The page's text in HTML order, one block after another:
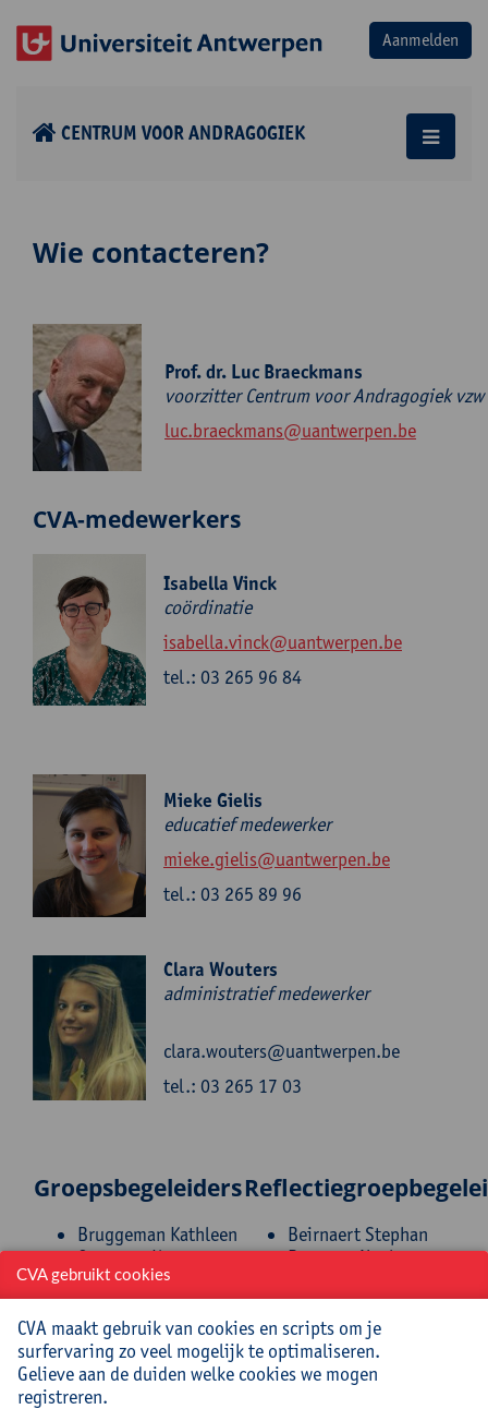
CENTRUM VOOR ANDRAGOGIEK
Wie contacteren?
Prof. dr. Luc Braeckmans
voorzitter Centrum voor Andragogiek vzw
luc.braeckmans@uantwerpen.be
CVA-medewerkers
Isabella Vinck
coördinatie
isabella.vinck@uantwerpen.be
tel.: 03 265 96 84
Mieke Gielis
educatief medewerker
mieke.gielis@uantwerpen.be
tel.: 03 265 89 96
Clara Wouters
administratief medewerker
clara.wouters@uantwerpen.be
tel.: 03 265 17 03
Groepsbegeleiders
Bruggeman Kathleen
Commers Koen
Craps Guy
De Caluwé Ludo
De Cock Paul
Delvoye Lieven
Diriks Marc
Gobeyn Lut
Beirnaert Stephan
Bernaers Noël
Blontrock Ann
Bogaerts Werner
Bouton Chris
Caron John
CVA gebruikt cookies
CVA maakt gebruik van cookies en scripts om je
surfervaring zo veel mogelijk te optimaliseren.
Gelieve aan de duiden welke cookies we mogen
registreren.